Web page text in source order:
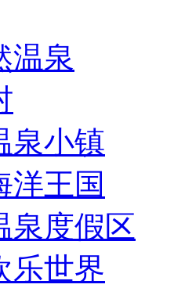
温泉
泉小镇
洋王国
泉度假区
乐世界